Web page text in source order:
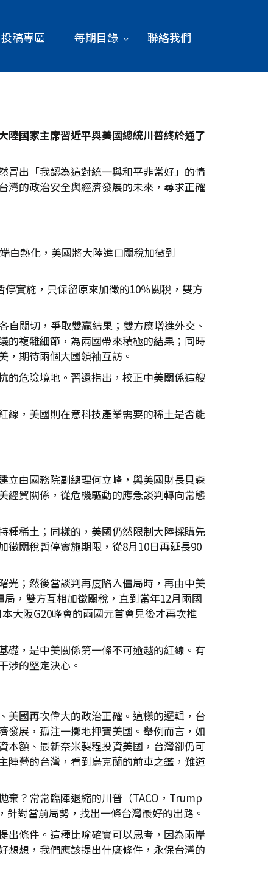
投稿專區 每期目錄 聯絡我們
陸國家主席習近平與美國總統川普終於通了
冒出「我認為這對統一與和平非常好」的情
灣的政治安全與經濟發展的未來，尋求正確
白熱化，美國將大陸進口關稅加徵到
實施，只保留原來加徵的10％關稅，雙方
關切，爭取雙贏結果；雙方應增進外交、
的複雜細節，為兩國帶來積極的結果；同時
，期待兩個大國領袖互訪。
的危險境地。習還指出，校正中美關係這艘
線，美國則在意科技產業需要的稀土是否能
立由國務院副總理何立峰，與美國財長貝森
經貿關係，從危機驅動的應急談判轉向常態
種稀土；同樣的，美國仍然限制大陸採購先
徵關稅暫停實施期限，從8月10日再延長90
光；然後當談判再度陷入僵局時，再由中美
，雙方互相加徵關稅，直到當年12月兩國
大阪G20峰會的兩國元首會見後才再次推
礎，是中美關係第一條不可逾越的紅線。有
涉的堅定決心。
美國再次偉大的政治正確。這樣的邏輯，台
發展，孤注一擲地押寶美國。舉例而言，如
本額、最新奈米製程投資美國，台灣卻仍可
陣營的台灣，看到烏克蘭的前車之鑑，難道
棄？常常臨陣退縮的川普（TACO，Trump
對當前局勢，找出一條台灣最好的出路。
出條件。這種比喻確實可以思考，因為兩岸
想想，我們應該提出什麼條件，永保台灣的